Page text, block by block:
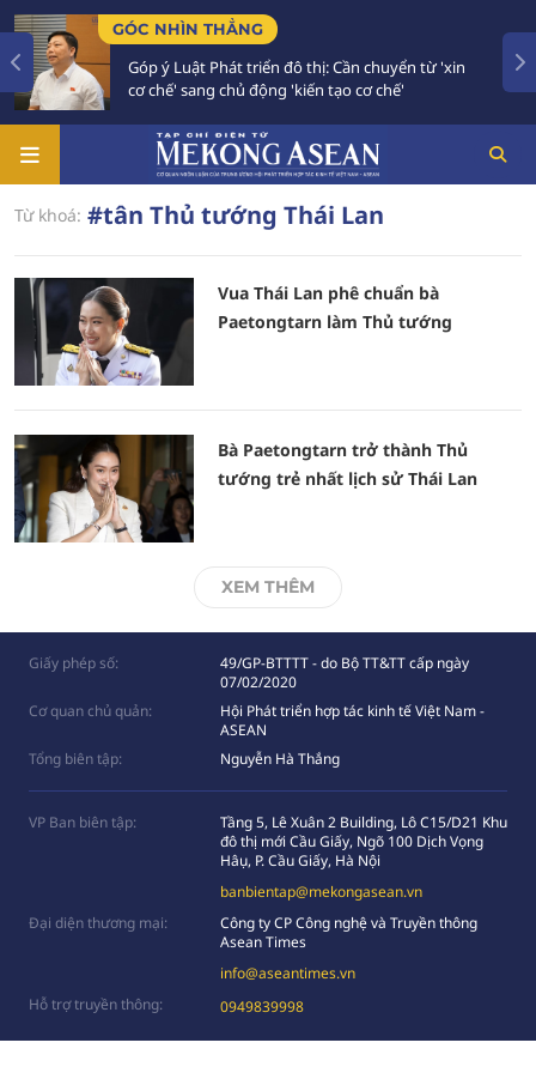
GÓC NHÌN THẲNG
Góp ý Luật Phát triển đô thị: Cần chuyển từ 'xin
cơ chế' sang chủ động 'kiến tạo cơ chế'
Từ khoá: #tân Thủ tướng Thái Lan
Vua Thái Lan phê chuẩn bà
Paetongtarn làm Thủ tướng
Bà Paetongtarn trở thành Thủ
tướng trẻ nhất lịch sử Thái Lan
XEM THÊM
Giấy phép số:
49/GP-BTTTT - do Bộ TT&TT cấp ngày
07/02/2020
Cơ quan chủ quản:
Hội Phát triển hợp tác kinh tế Việt Nam -
ASEAN
Tổng biên tập:
Nguyễn Hà Thắng
VP Ban biên tập:
Tầng 5, Lê Xuân 2 Building, Lô C15/D21 Khu
đô thị mới Cầu Giấy, Ngõ 100 Dịch Vọng
Hâụ, P. Cầu Giấy, Hà Nội
banbientap@mekongasean.vn
Đại diện thương mại:
Công ty CP Công nghệ và Truyền thông
Asean Times
info@aseantimes.vn
Hỗ trợ truyền thông:
0949839998